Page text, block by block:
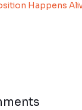
Happens